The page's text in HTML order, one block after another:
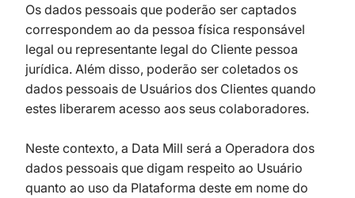
Os dados pessoais que poderão ser captados
correspondem ao da pessoa física responsável
legal ou representante legal do Cliente pessoa
jurídica. Além disso, poderão ser coletados os
dados pessoais de Usuários dos Clientes quando
estes liberarem acesso aos seus colaboradores.
Neste contexto, a Data Mill será a Operadora dos
dados pessoais que digam respeito ao Usuário
quanto ao uso da Plataforma deste em nome do